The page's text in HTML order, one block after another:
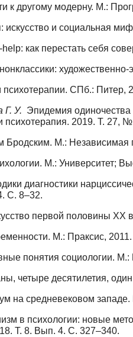
к другому модерну. М.:
и социальная
help: как перестать себя
психотерапии. СПб.: Питер,
Г. У. Эпидемия одиночества
психотерапия. 2019. Т. 27,
М.: Независимая
М.: Университет;
диагностики
С. 8–32.
первой половины ХХ
М.: Праксис, 2011.
понятия социологии.
четыре десятилетия,
на средневековом
в психологии: новые
Т. 8. Вып. 4. С. 327–340.